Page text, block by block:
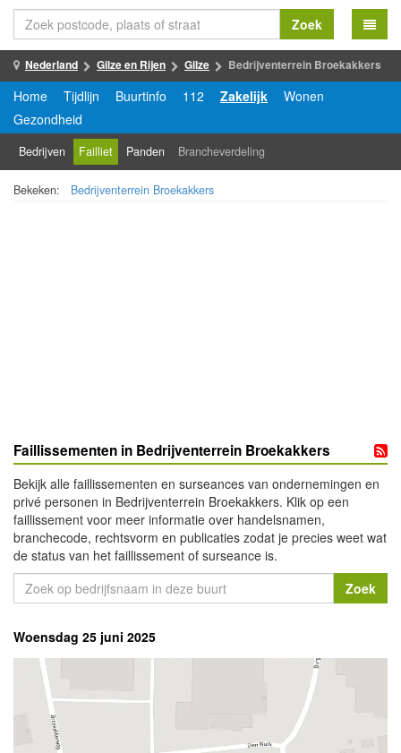
Zoek
Nederland Gilze en Rijen Gilze Bedrijventerrein Broekakkers
Home Tijdlijn Buurtinfo 112 Zakelijk
Wonen
Gezondheid
Bedrijven Failliet Panden Brancheverdeling
Bekeken: Bedrijventerrein Broekakkers
Faillissementen in Bedrijventerrein Broekakkers
Bekijk alle faillissementen en surseances van ondernemingen en
privé personen in Bedrijventerrein Broekakkers. Klik op een
faillissement voor meer informatie over handelsnamen,
branchecode, rechtsvorm en publicaties zodat je precies weet wat
de status van het faillissement of surseance is.
Woensdag 25 juni 2025